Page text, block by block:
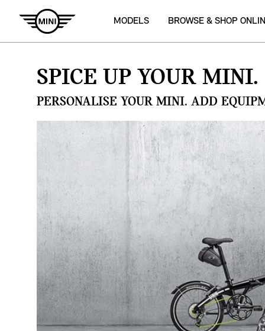
MODELS BROWSE & SHOP
SPICE UP YOUR MINI.
PERSONALISE YOUR MINI. ADD